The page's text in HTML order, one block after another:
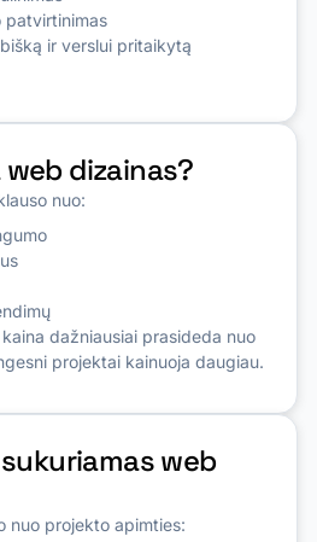
patvirtinimas
ir verslui pritaikytą
dizainas?
nuo:
dažniausiai prasideda nuo
projektai kainuoja daugiau.
web
nuo projekto apimties: